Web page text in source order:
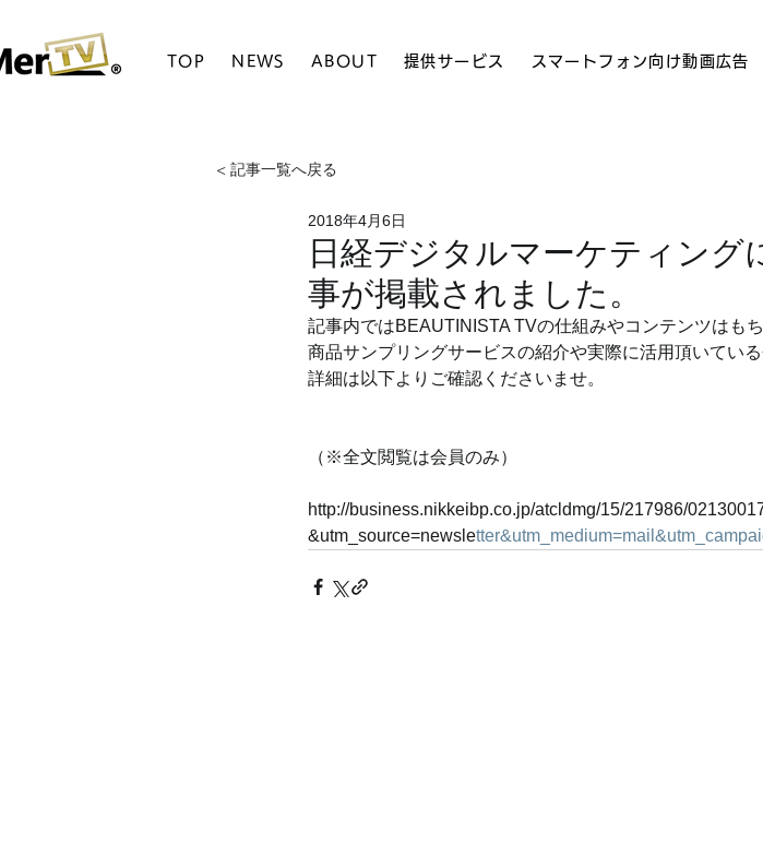
TOP NEWS ABOUT 提供サービス スマートフォン向け動画広告
日経デジタルマーケティング
事が掲載されました。
2018年4月6日
記事内ではBEAUTINISTA TVの仕組みやコンテンツはも
商品サンプリングサービスの紹介や実際に活用頂いてい
詳細は以下よりご確認くださいませ。
（※全文閲覧は会員のみ）
http://business.nikkeibp.co.jp/atcldmg/15/217986/
&utm_source=newsle
< 記事一覧へ戻る